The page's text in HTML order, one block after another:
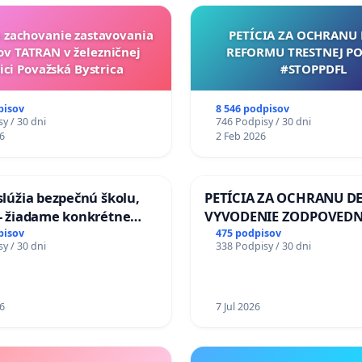
zachovanie zastavovania
TATRAN v železničnej
Považská Bystrica
/ 30 dni
PETÍCIA ZA OCHRANU
REFORMU TRESTNEJ
#STOPPDFL
8 546 podpisov
746 Podpisy / 30 dni
2 Feb 2026
bezpečnú školu,
žiadame konkrétne
zlepšenie situácie v
/ 30 dni
PETÍCIA ZA OCHRANU
VYVODENIE
DLHOROČNÚ
ZLYHANIE ŠTÁTU
475 podpisov
338 Podpisy / 30 dni
7 Jul 2026